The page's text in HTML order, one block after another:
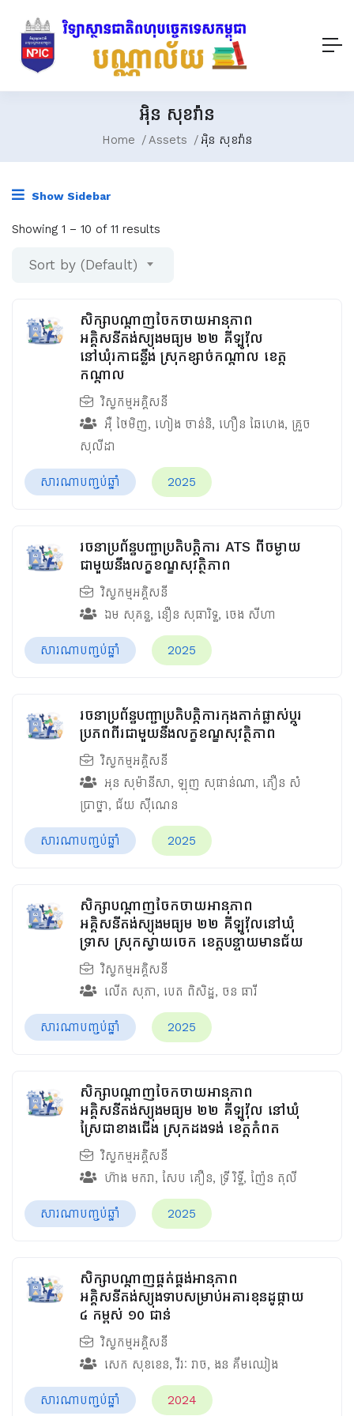
អ៊ិន សុខវ៉ាន
Home Assets អ៊ិន សុខវ៉ាន
Show Sidebar
Showing 1 – 10 of 11 results
Sort by (Default)
សិក្សាបណ្តាញចែកចាយអានុភាព
អគ្គិសនីតង់ស្យុងមធ្យម ២២ គីឡូវ៉ុល
នៅឃុំរកាជន្លឹង ស្រុកខ្សាច់កណ្ដាល ខេត្ត
កណ្ដាល
វិស្វកម្មអគ្គិសនី
អ៊ឺ ថៃមិញ, ហៀង ចាន់និ, ហឿន ឆៃហេង, គ្រួច
សុលីដា
សារណាបញ្ចប់ឆ្នាំ 2025
រចនាប្រព័ន្ធបញ្ជាប្រតិបត្តិការ ATS ពីចម្ងាយ
ជាមួយនឹងលក្ខខណ្ឌសុវត្ថិភាព
វិស្វកម្មអគ្គិសនី
ឯម​ សុគន្ធ, នឿន សុធារិទ្ធ, ចេង សីហា
សារណាបញ្ចប់ឆ្នាំ 2025
រចនាប្រព័ន្ធបញ្ជាប្រតិបត្តិការកុងតាក់ផ្លាស់ប្តូរ
ប្រភពពីរជាមួយនឹងលក្ខខណ្ឌសុវត្ថិភាព​
វិស្វកម្មអគ្គិសនី
អុន សុម៉ានីសា, ឡុញ សុផាន់ណា, ភឿន សំ
ប្រាថ្នា, ជ័យ ស៊ីណេន
សារណាបញ្ចប់ឆ្នាំ 2025
សិក្សាបណ្តាញចែកចាយអានុភាព
អគ្គិសនីតង់ស្យុងមធ្យម ២២ គីឡូវ៉ុលនៅឃុំ
ទ្រាស ស្រុកស្វាយចេក ខេត្ត​បន្ទាយមានជ័យ
វិស្វកម្មអគ្គិសនី
លើត សុភា, បេត ពិសិដ្ឋ, ចន ធារី
សារណាបញ្ចប់ឆ្នាំ 2025
សិក្សាបណ្ដាញចែកចាយអានុភាព
អគ្គិសនីតង់ស្យុងមធ្យម​​ ២២ គីឡូវ៉ុល នៅឃុំ
ស្រែជាខាងជើង ស្រុកដងទង់ ខេត្ដកំពត
វិស្វកម្មអគ្គិសនី
ហ៊ាង មករា, សែប​ គឿន, ទ្រី​ រិទ្ធី, ញ៉ែន​ តុលី
សារណាបញ្ចប់ឆ្នាំ 2025
សិក្សាបណ្តាញផ្គត់ផ្គង់អានុភាព
អគ្គិសនីតង់ស្យុងទាបសម្រាប់អគារខុនដូផ្កាយ
៤ កម្ពស់ ១០ ជាន់
វិស្វកម្មអគ្គិសនី
សេក សុខខេន,វីរៈ រាច, ងន គឹមឈៀង
សារណាបញ្ចប់ឆ្នាំ 2024